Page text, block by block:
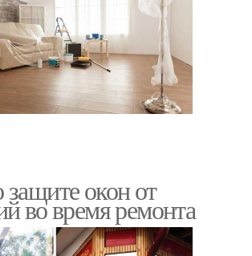
окон от
во время ремонта